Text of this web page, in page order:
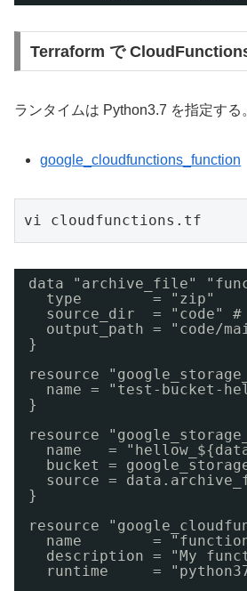
Terraform で
ランタイムは Python3.7 を指定する
google_cloudfunctions_function
vi cloudfunctions.tf
data "archive_file"
type        = "zip"
source_dir  = "code" #
output_path = "code/
}
resource
name = "test-bucket-
}
resource
name   =
bucket =
source =
}
resource
name        =
description = "My
runtime     =